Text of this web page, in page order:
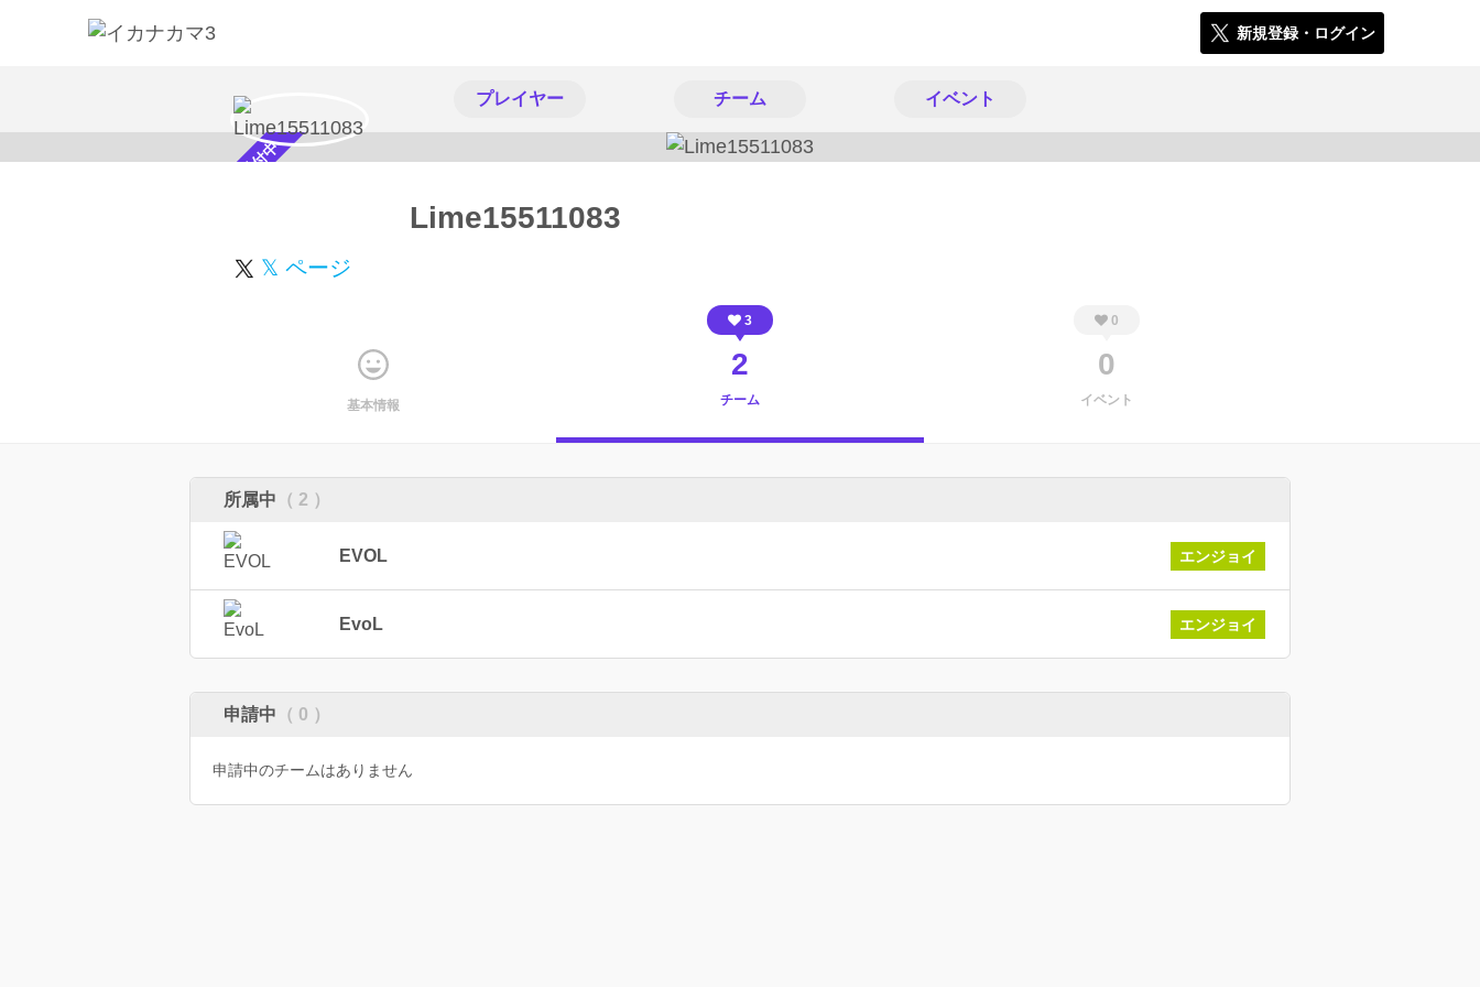
新規登録・ログイン
プレイヤー チーム イベント
スカウト受付中 Lime15511083
𝕏 ページ
基本情報
3
2
チーム
0
0
イベント
所属中 （ 2 ）
EVOL エンジョイ
EvoL エンジョイ
申請中 （ 0 ）
申請中のチームはありません